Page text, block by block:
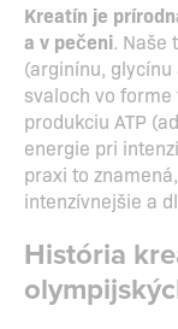
Kreatín je
a v pečeni. Naše
(arginínu,
svaloch vo
produkciu ATP
energie pri
praxi to
intenzívnejšie a
História